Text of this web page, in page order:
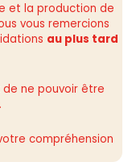
et la production de
vous remercions
au plus tard
ne pouvoir être
compréhension